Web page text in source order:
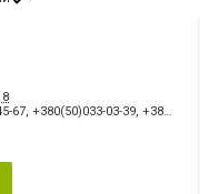
67, +380(50)033-03-39, +380(93)631-77-00